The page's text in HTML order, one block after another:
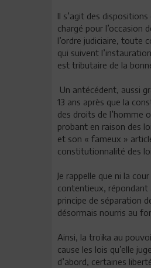
Il s’agit des
chargé pour l’occasion
l’ordre judiciaire, toute
qui suivent
est tributaire de la
Un antécédent, aussi
13 ans après que la
des droits de l’homme
probant en raison des
et son « fameux »
constitutionnalité des
Je rappelle que ni la
contentieux, répondant
principe de séparation
désormais nourris au
Ainsi, la troïka au
cause les lois qu’elle
d’abord, certaines